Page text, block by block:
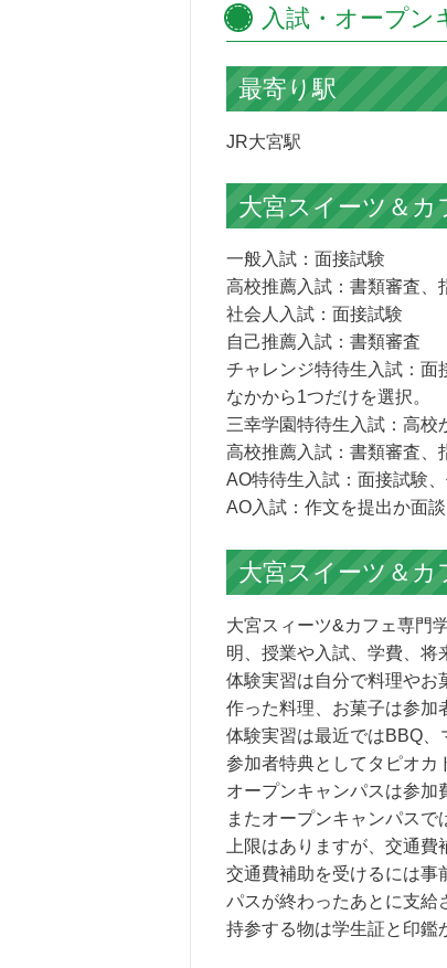
入試・オープン
最寄り駅
JR大宮駅
大宮スイーツ＆カ
一般入試：面接試験
高校推薦入試：書類審査、
社会人入試：面接試験
自己推薦入試：書類審査
チャレンジ特待生入試：面
なかから1つだけを選択。
三幸学園特待生入試：高校
高校推薦入試：書類審査、
AO特待生入試：面接試験
AO入試：作文を提出か面
大宮スイーツ＆カ
大宮スィーツ&カフェ専門
明、授業や入試、学費、将
体験実習は自分で料理やお
作った料理、お菓子は参加
体験実習は最近ではBBQ、
参加者特典としてタピオカ
オープンキャンパスは参加
またオープンキャンパスで
上限はありますが、交通費
交通費補助を受けるには事
パスが終わったあとに支給
持参する物は学生証と印鑑